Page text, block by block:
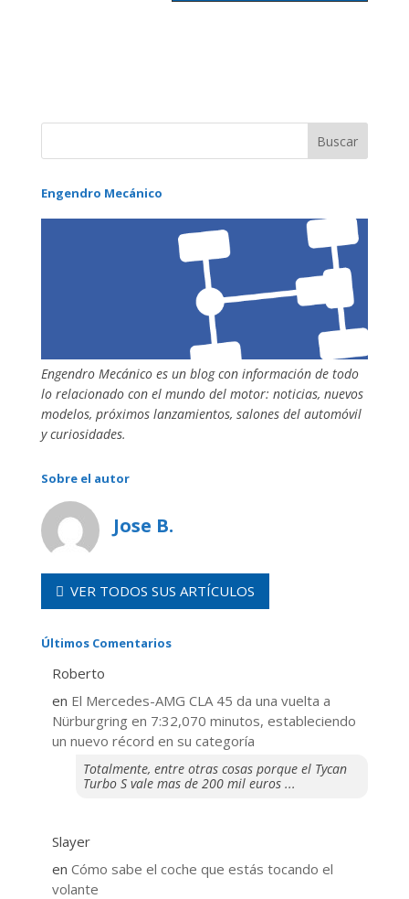
Engendro Mecánico
Engendro Mecánico es un blog con información de todo
lo relacionado con el mundo del motor: noticias, nuevos
modelos, próximos lanzamientos, salones del automóvil
y curiosidades.
Sobre el autor
Jose B.
VER TODOS SUS ARTÍCULOS
Últimos Comentarios
Roberto
en El Mercedes-AMG CLA 45 da una vuelta a
Nürburgring en 7:32,070 minutos, estableciendo
un nuevo récord en su categoría
Totalmente, entre otras cosas porque el Tycan
Turbo S vale mas de 200 mil euros ...
Slayer
en ​Cómo sabe el coche que estás tocando el
volante